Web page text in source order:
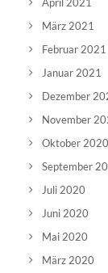
März 2021
Februar 2021
Januar 2021
Dezember
November
Oktober 2020
September
Juli 2020
Juni 2020
Mai 2020
März 2020